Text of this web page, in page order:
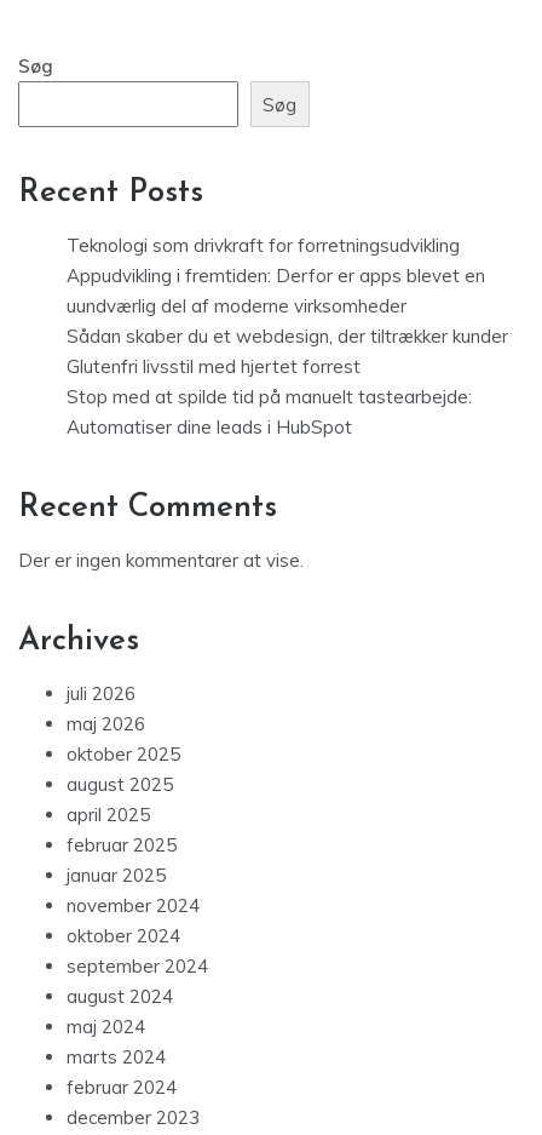
Søg
Søg
Recent Posts
Teknologi som drivkraft for forretningsudvikling
Appudvikling i fremtiden: Derfor er apps blevet en
uundværlig del af moderne virksomheder
Sådan skaber du et webdesign, der tiltrækker kunder
Glutenfri livsstil med hjertet forrest
Stop med at spilde tid på manuelt tastearbejde:
Automatiser dine leads i HubSpot
Recent Comments
Der er ingen kommentarer at vise.
Archives
juli 2026
maj 2026
oktober 2025
august 2025
april 2025
februar 2025
januar 2025
november 2024
oktober 2024
september 2024
august 2024
maj 2024
marts 2024
februar 2024
december 2023